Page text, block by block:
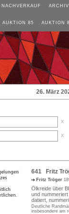
NACHVERKAUF ARCHIV
AUKTION 85 AUKTION
26. März
x
x
641 Fritz
Fritz Tröger
Ölkreide über
und
datiert,
Deutliche
insbesondere am